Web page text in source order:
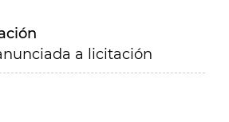
a licitación